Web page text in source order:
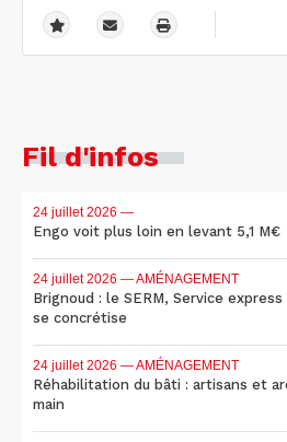
Fil d'infos
24 juillet 2026 —
Engo voit plus loin en levant 5,1 M€
24 juillet 2026 — AMÉNAGEMENT
Brignoud : le SERM, Service
se concrétise
24 juillet 2026 — AMÉNAGEMENT
Réhabilitation du bâti : artisans et
main